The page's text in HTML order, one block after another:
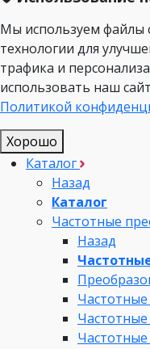
Мы используем файлы
технологии для
трафика и
использовать наш
Политикой
Хорошо
Каталог
Назад
Каталог
Частотные
Назад
Частотные
Частотные